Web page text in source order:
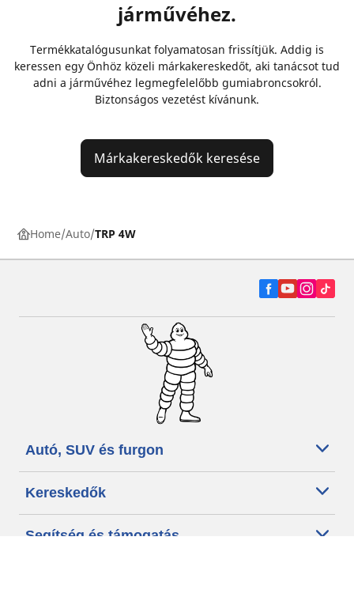
járművéhez.
Termékkatalógusunkat folyamatosan frissítjük. Addig is
keressen egy Önhöz közeli márkakereskedőt, aki tanácsot tud
adni a járművéhez legmegfelelőbb gumiabroncsokról.
Biztonságos vezetést kívánunk.
Márkakereskedők keresése
Home Auto TRP 4W
Autó, SUV és furgon
Kereskedők
Segítség és támogatás